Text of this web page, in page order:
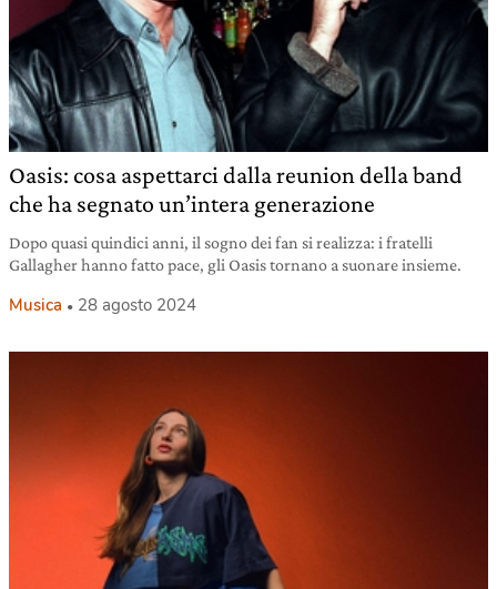
Oasis: cosa aspettarci dalla reunion della band
che ha segnato un’intera generazione
Dopo quasi quindici anni, il sogno dei fan si realizza: i fratelli
Gallagher hanno fatto pace, gli Oasis tornano a suonare insieme.
Musica 28 agosto 2024